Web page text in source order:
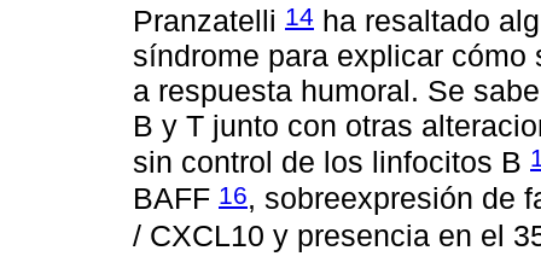
Pranzatelli 14 ha resaltado
síndrome para explicar
a respuesta humoral. Se
B y T junto con otras
sin control de los linfocitos B
BAFF 16, sobreexpresión de
/ CXCL10 y presencia en el